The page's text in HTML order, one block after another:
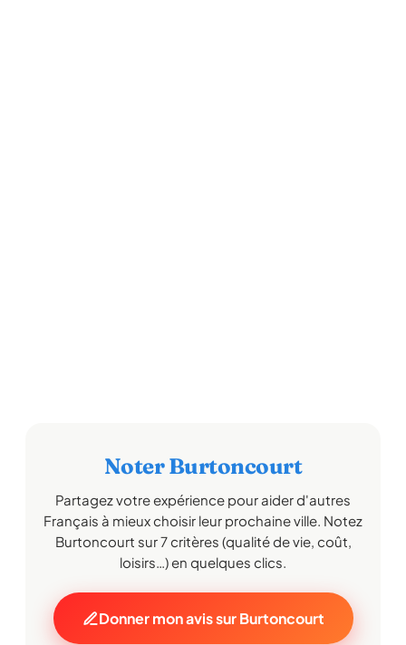
Noter Burtoncourt
Partagez votre expérience pour aider d'autres
Français à mieux choisir leur prochaine ville. Notez
Burtoncourt sur 7 critères (qualité de vie, coût,
loisirs…) en quelques clics.
Donner mon avis sur Burtoncourt